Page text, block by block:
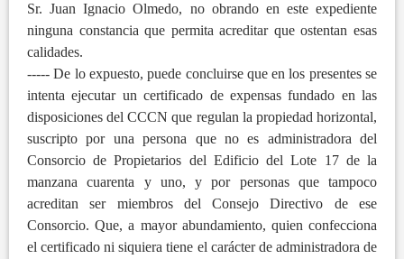
Sr. Juan Ignacio Olmedo, no obrando en este expediente
ninguna constancia que permita acreditar que ostentan esas
calidades.
----- De lo expuesto, puede concluirse que en los presentes se
intenta ejecutar un certificado de expensas fundado en las
disposiciones del CCCN que regulan la propiedad horizontal,
suscripto por una persona que no es administradora del
Consorcio de Propietarios del Edificio del Lote 17 de la
manzana cuarenta y uno, y por personas que tampoco
acreditan ser miembros del Consejo Directivo de ese
Consorcio. Que, a mayor abundamiento, quien confecciona
el certificado ni siquiera tiene el carácter de administradora de